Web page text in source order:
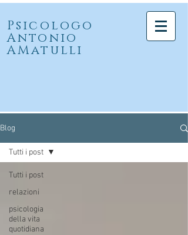
Psicologo
Antonio
AMatulli
Blog
Tutti i post
relazioni
psicologia
della vita
quotidiana
Tutti i post